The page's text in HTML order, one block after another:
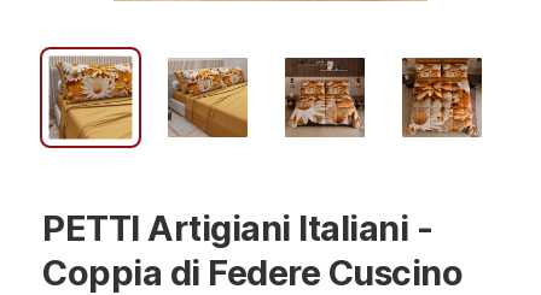
PETTI Artigiani Italiani -
Coppia di Federe Cuscino